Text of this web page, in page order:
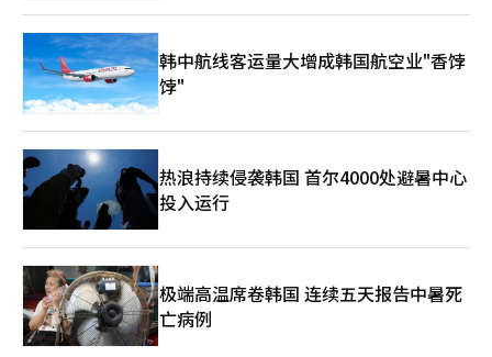
愤怒存在，但行动缺失，这是民意的危险信号。 近期政治冲突、
检察和特检争议等问题，并未激发民意，反而加剧了疲劳。政治未
能通过冲突产生能量，反而扩大了冷漠。这种情况下，低投票率选
举成为典型现象。 这次选举不仅是支持率的竞争，更是看谁能吸
引更多选民投票。领先者若掉以轻心，可能崩溃；追赶者若抓住机
会，可能逆转。而中立选民则继续观望。因此，谁能先填补这一空
辑。
韩中航线客运量大增成韩国航空业"香饽
饽"
热浪持续侵袭韩国 首尔4000处避暑中心
投入运行
极端高温席卷韩国 连续五天报告中暑死
亡病例